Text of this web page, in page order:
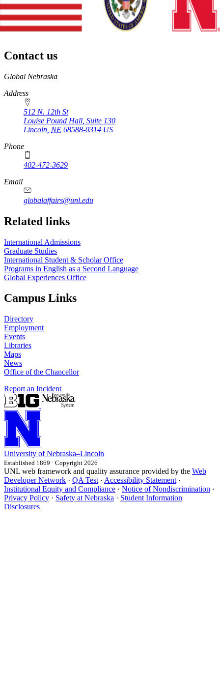
Contact us
https://
www.unl.edu
Global Nebraska
Address
512 N. 12th St
Louise Pound Hall, Suite 130
Lincoln NE 68588-0314 US
Phone
402-472-3629
Email
globalaffairs@unl.edu
https://
www.unl.edu
https://
www.unl.edu
https://
www.unl.edu
Related links
International Admissions
Graduate Studies
International Student & Scholar Office
Programs in English as a Second Language
Global Experiences Office
Campus Links
Directory
Employment
Events
Libraries
Maps
News
Office of the Chancellor
Report an Incident
University of Nebraska–Lincoln
Established 1869 · Copyright 2026
UNL web framework and quality assurance provided by the Web
Developer Network · QA Test · Accessibility Statement ·
Institutional Equity and Compliance · Notice of Nondiscrimination ·
Privacy Policy · Safety at Nebraska · Student Information
Disclosures